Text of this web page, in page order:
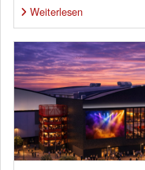
Weiterlesen